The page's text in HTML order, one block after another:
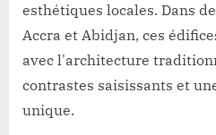
esthétiques locales. Dans
Accra et Abidjan, ces
avec l'architecture
contrastes saisissants et
unique.